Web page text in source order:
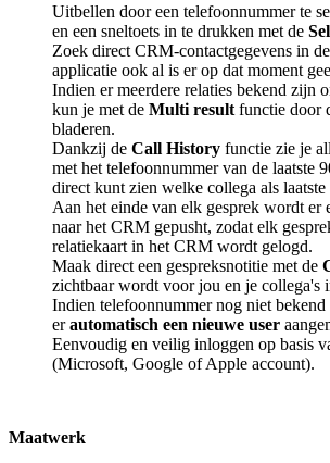
Uitbellen door een telefoonnummer te
en een sneltoets in te drukken met de
Zoek direct CRM-contactgegevens in de
applicatie ook al is er op dat moment
Indien er meerdere relaties bekend zijn
kun je met de Multi result functie door
bladeren.
Dankzij de Call History functie zie je
met het telefoonnummer van de laatste
direct kunt zien welke collega als laatste
Aan het einde van elk gesprek wordt er
naar het CRM gepusht, zodat elk
relatiekaart in het CRM wordt gelogd.
Maak direct een gespreksnotitie met de
zichtbaar wordt voor jou en je collega's
Indien telefoonnummer nog niet
erautomatisch een nieuwe user
Eenvoudig en veilig inloggen op basis
(Microsoft, Google of Apple account).
Maatwerk